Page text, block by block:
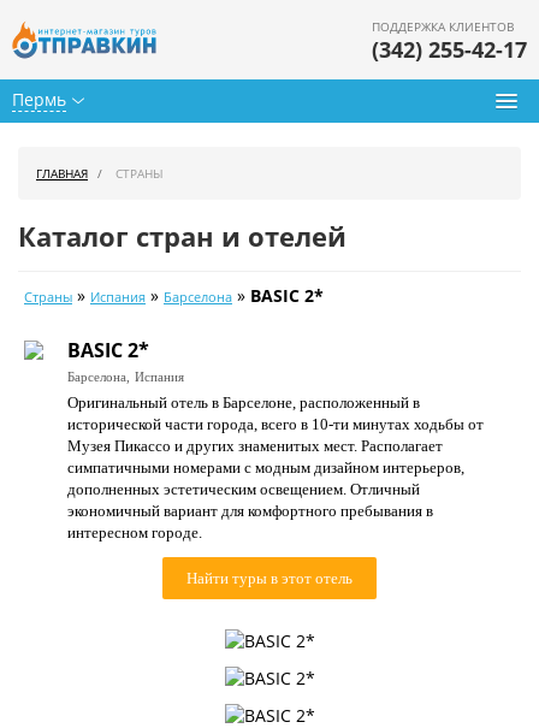
Пермь
ПОДДЕРЖКА КЛИЕНТОВ
(342) 255-42-17
Календарь туров
Цены дня
Страны
Как купить
О нас
ГЛАВНАЯ СТРАНЫ
Каталог стран и отелей
Страны » Испания » Барселона » BASIC 2*
BASIC 2*
Барселона, Испания
Оригинальный отель в Барселоне, расположенный в
исторической части города, всего в 10-ти минутах ходьбы от
Музея Пикассо и других знаменитых мест. Располагает
симпатичными номерами с модным дизайном интерьеров,
дополненных эстетическим освещением. Отличный
экономичный вариант для комфортного пребывания в
интересном городе.
Найти туры в этот отель